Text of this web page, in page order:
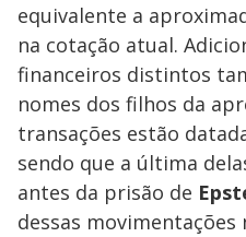
equivalente a
na cotação atual.
financeiros distintos
nomes dos filhos da
transações estão
sendo que a última
antes da prisão de
dessas